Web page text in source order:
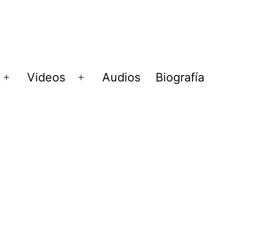
Abrir
Videos
Abrir
Audios Biografía